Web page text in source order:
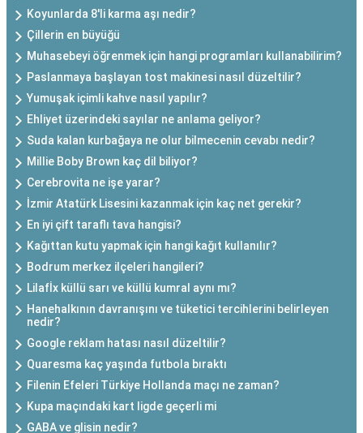
Koyunlarda 8'li karma aşı nedir?
Çillerin en büyüğü
Muhasebeyi öğrenmek için hangi programları kullanabilirim?
Paslanmaya başlayan tost makinesi nasıl düzeltilir?
Yumuşak içimli kahve nasıl yapılır?
Ehliyet üzerindeki sayılar ne anlama geliyor?
Suda kalan kurbağaya ne olur bilmecenin cevabı nedir?
Millie Boby Brown kaç dil biliyor?
Cerebrovita ne işe yarar?
İzmir Atatürk Lisesini kazanmak için kaç net gerekir?
En iyi çift taraflı tava hangisi?
Kağıttan kutu yapmak için hangi kağıt kullanılır?
Bodrum merkez ilçeleri hangileri?
Lilafİx küllü sarı ve küllü kumral aynı mı?
Hanehalkının davranışını ve tüketici tercihlerini belirleyen
nedir?
Google reklam hatası nasıl düzeltilir?
Quaresma kaç yaşında futbola bıraktı
Filenin Efeleri Türkiye Hollanda maçı ne zaman?
Kupa maçındaki kart ligde geçerli mi
GABA ve glisin nedir?